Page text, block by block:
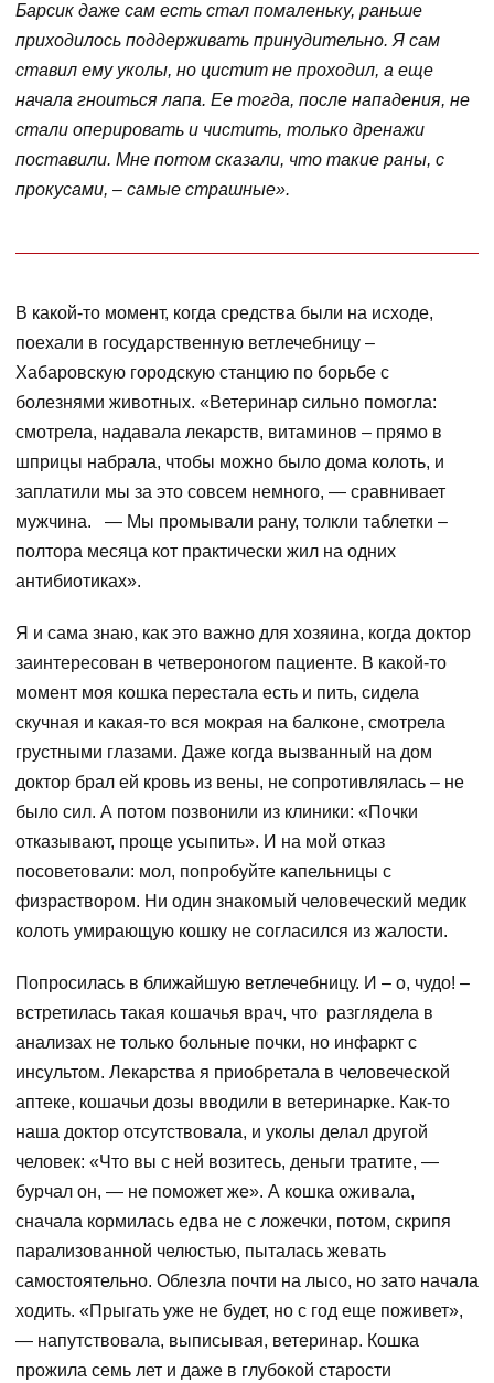
Барсик даже сам есть стал помаленьку, раньше
приходилось поддерживать принудительно. Я сам
ставил ему уколы, но цистит не проходил, а еще
начала гноиться лапа. Ее тогда, после нападения, не
стали оперировать и чистить, только дренажи
поставили. Мне потом сказали, что такие раны, с
прокусами, – самые страшные».
В какой-то момент, когда средства были на исходе,
поехали в государственную ветлечебницу –
Хабаровскую городскую станцию по борьбе с
болезнями животных. «Ветеринар сильно помогла:
смотрела, надавала лекарств, витаминов – прямо в
шприцы набрала, чтобы можно было дома колоть, и
заплатили мы за это совсем немного, — сравнивает
мужчина. — Мы промывали рану, толкли таблетки –
полтора месяца кот практически жил на одних
антибиотиках».
Я и сама знаю, как это важно для хозяина, когда доктор
заинтересован в четвероногом пациенте. В какой-то
момент моя кошка перестала есть и пить, сидела
скучная и какая-то вся мокрая на балконе, смотрела
грустными глазами. Даже когда вызванный на дом
доктор брал ей кровь из вены, не сопротивлялась – не
было сил. А потом позвонили из клиники: «Почки
отказывают, проще усыпить». И на мой отказ
посоветовали: мол, попробуйте капельницы с
физраствором. Ни один знакомый человеческий медик
колоть умирающую кошку не согласился из жалости.
Попросилась в ближайшую ветлечебницу. И – о, чудо! –
встретилась такая кошачья врач, что разглядела в
анализах не только больные почки, но инфаркт с
инсультом. Лекарства я приобретала в человеческой
аптеке, кошачьи дозы вводили в ветеринарке. Как-то
наша доктор отсутствовала, и уколы делал другой
человек: «Что вы с ней возитесь, деньги тратите, —
бурчал он, — не поможет же». А кошка оживала,
сначала кормилась едва не с ложечки, потом, скрипя
парализованной челюстью, пыталась жевать
самостоятельно. Облезла почти на лысо, но зато начала
ходить. «Прыгать уже не будет, но с год еще поживет»,
— напутствовала, выписывая, ветеринар. Кошка
прожила семь лет и даже в глубокой старости